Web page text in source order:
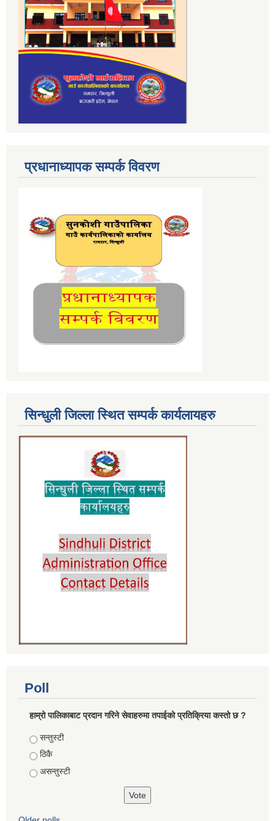
प्रधानाध्यापक सम्पर्क विवरण
सिन्धुली जिल्ला स्थित सम्पर्क कार्यलायहरु
Poll
हाम्रो पालिकाबाट प्रदान गरिने सेवाहरुमा तपाईको प्रतिक्रिया कस्तो छ ?
Choices
सन्तुस्टी
ठिकै
असन्तुस्टी